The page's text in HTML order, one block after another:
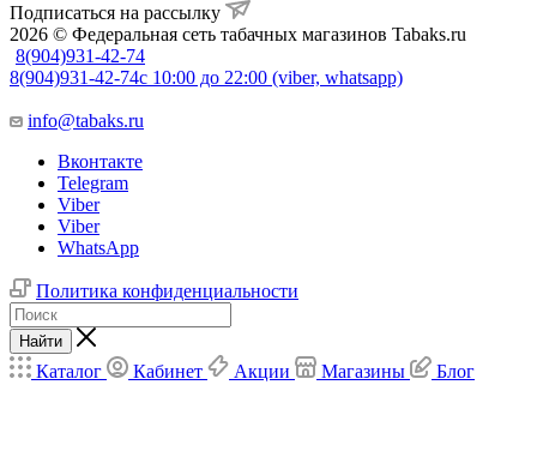
Подписаться на рассылку
2026 © Федеральная сеть табачных магазинов Tabaks.ru
8(904)931-42-74
8(904)931-42-74с 10:00 до 22:00 (viber, whatsapp)
info@tabaks.ru
Вконтакте
Telegram
Viber
Viber
WhatsApp
Политика конфиденциальности
Найти
Каталог Кабинет Акции Магазины Блог